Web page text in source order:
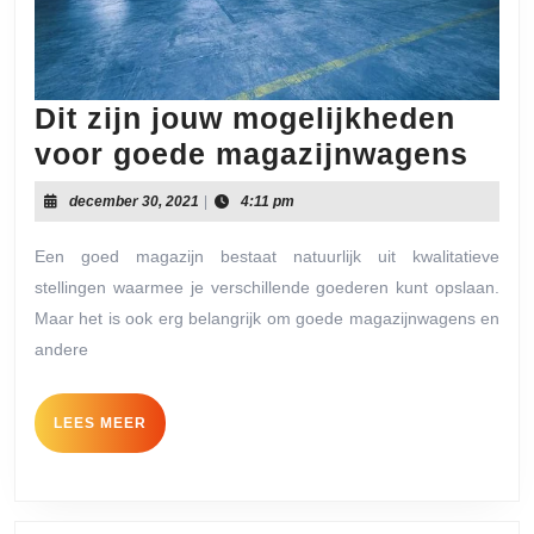
Dit zijn jouw mogelijkheden
voor goede magazijnwagens
zijn
december 30, 2021 december
30,
| 4:11 pm
Een goed magazijn bestaat natuurlijk uit kwalitatieve
stellingen waarmee je verschillende goederen kunt opslaan.
Maar het is ook erg belangrijk om goede magazijnwagens en
andere
LEES MEER LEES
MEER